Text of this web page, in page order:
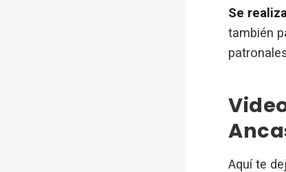
Se
también
Aquí te